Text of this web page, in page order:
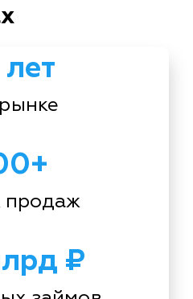
лет
продаж
₽